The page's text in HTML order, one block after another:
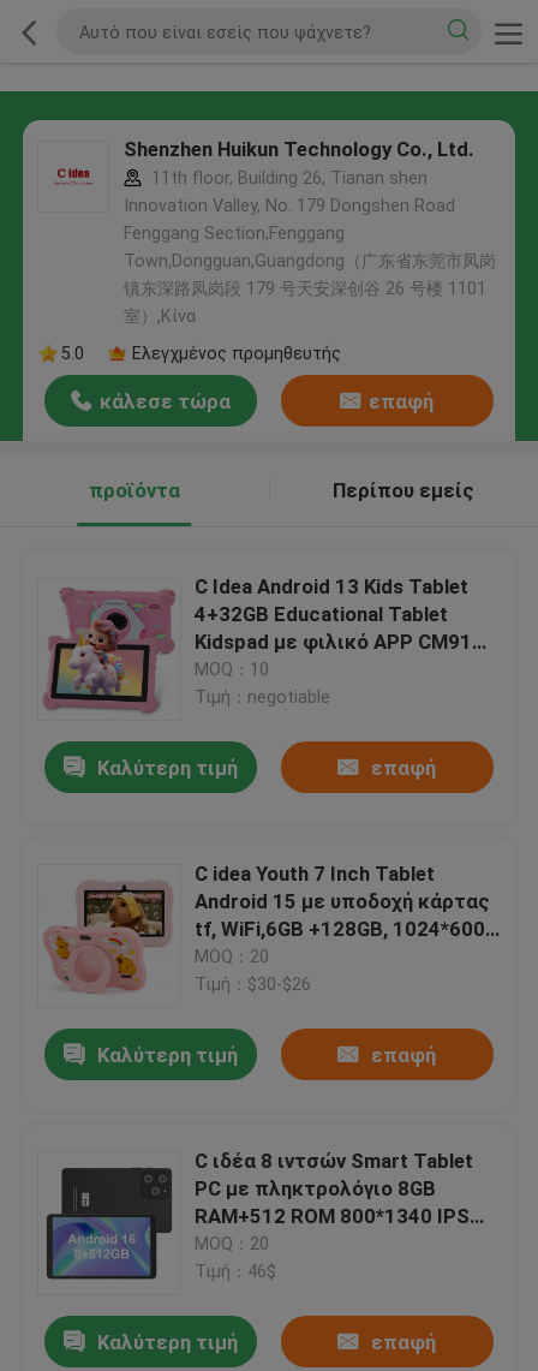
Shenzhen Huikun Technology Co., Ltd.
11th floor, Building 26, Tianan shen
Innovation Valley, No. 179 Dongshen Road
Fenggang Section,Fenggang
Town,Dongguan,Guangdong（广东省东莞市凤岗
镇东深路凤岗段 179 号天安深创谷 26 号楼 1101
室）,Κίνα
5.0
Ελεγχμένος προμηθευτής
κάλεσε τώρα επαφή
προϊόντα Περίπου εμείς
C Idea Android 13 Kids Tablet
4+32GB Educational Tablet
Kidspad με φιλικό APP CM91
ροζ
MOQ：10
Τιμή：negotiable
Καλύτερη τιμή επαφή
C idea Youth 7 Inch Tablet
Android 15 με υποδοχή κάρτας
tf, WiFi,6GB +128GB, 1024*600
IPS incell CM66
MOQ：20
Τιμή：$30-$26
Καλύτερη τιμή επαφή
C ιδέα 8 ιντσών Smart Tablet
PC με πληκτρολόγιο 8GB
RAM+512 ROM 800*1340 IPS
incell Εικονική οθόνη Εμφάνιση
γκρι CM866
MOQ：20
Τιμή：46$
Καλύτερη τιμή επαφή